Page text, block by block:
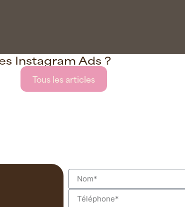
Instagram Ads ?
Tous les articles